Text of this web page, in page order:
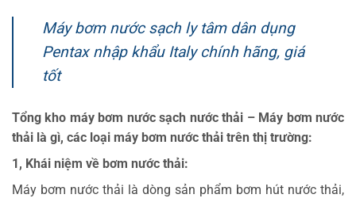
Máy bơm nước sạch ly tâm dân dụng
Pentax nhập khẩu Italy chính hãng, giá
tốt
Tổng kho máy bơm nước sạch nước thải – Máy bơm nước
thải là gì, các loại máy bơm nước thải trên thị trường:
1, Khái niệm về bơm nước thải:
Máy bơm nước thải là dòng sản phẩm bơm hút nước thải,